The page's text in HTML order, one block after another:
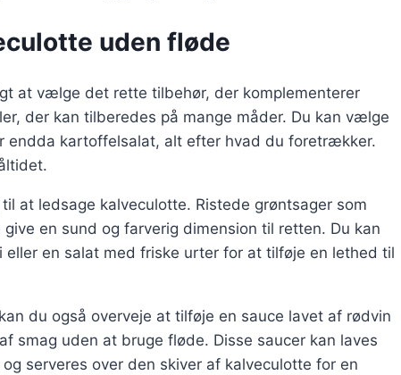
uden fløde
at vælge det rette tilbehør, der komplementerer
der kan tilberedes på mange måder. Du kan vælge
endda kartoffelsalat, alt efter hvad du foretrækker.
at ledsage kalveculotte. Ristede grøntsager som
en sund og farverig dimension til retten. Du kan
eller en salat med friske urter for at tilføje en lethed til
du også overveje at tilføje en sauce lavet af rødvin
smag uden at bruge fløde. Disse saucer kan laves
serveres over den skiver af kalveculotte for en